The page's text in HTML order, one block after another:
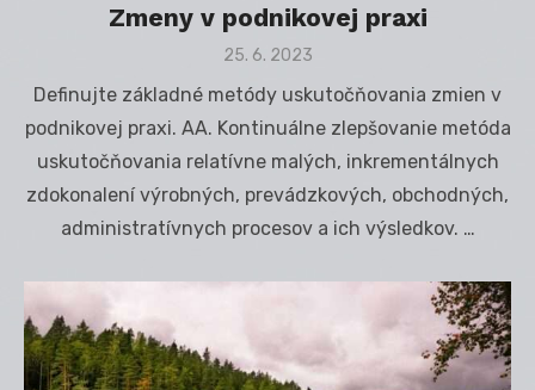
Zmeny v podnikovej praxi
Posted
25. 6. 2023
Definujte základné metódy uskutočňovania zmien v
podnikovej praxi. AA. Kontinuálne zlepšovanie metóda
uskutočňovania relatívne malých, inkrementálnych
zdokonalení výrobných, prevádzkových, obchodných,
administratívnych procesov a ich výsledkov. …